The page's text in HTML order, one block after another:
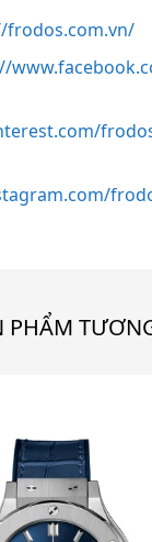
frodos.com.vn/
PHẨM